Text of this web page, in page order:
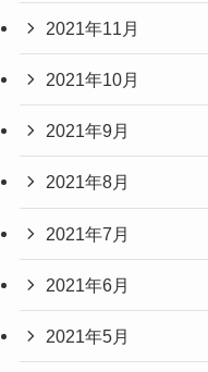
2021年11月
2021年10月
2021年9月
2021年8月
2021年7月
2021年6月
2021年5月